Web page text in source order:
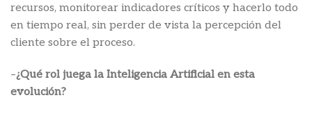
recursos, monitorear indicadores críticos y hacerlo todo
en tiempo real, sin perder de vista la percepción del
cliente sobre el proceso.
–¿Qué rol juega la Inteligencia Artificial en esta
evolución?